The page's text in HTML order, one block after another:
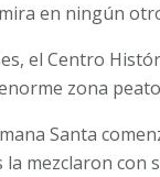
en ningún
el Centro
zona
Santa
mezclaron con